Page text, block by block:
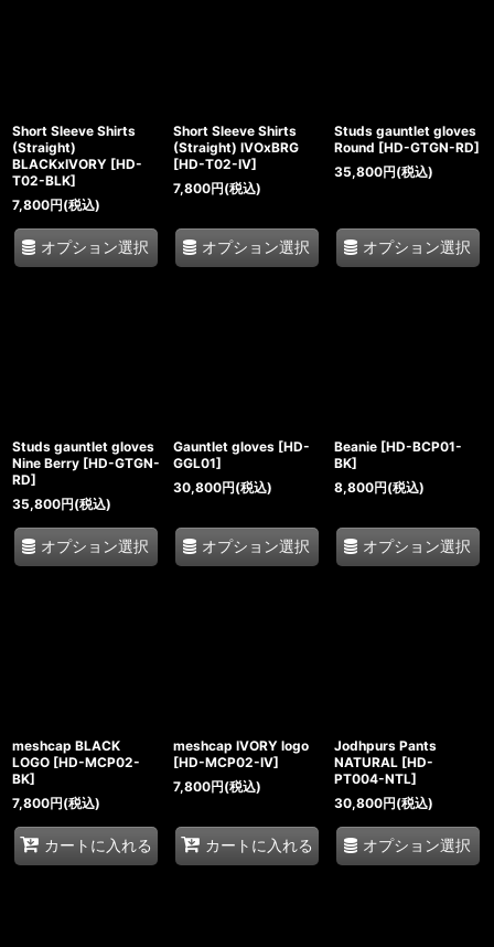
Short Sleeve Shirts
(Straight)
BLACKxIVORY [HD-
T02-BLK]
7,800円(税込)
オプション選択
Short Sleeve Shirts
(Straight) IVOxBRG
[HD-T02-IV]
7,800円(税込)
オプション選択
Studs gauntlet gloves
Round [HD-GTGN-RD]
35,800円(税込)
オプション選択
Studs gauntlet gloves
Nine Berry [HD-GTGN-
RD]
35,800円(税込)
オプション選択
Gauntlet gloves [HD-
GGL01]
30,800円(税込)
オプション選択
Beanie [HD-BCP01-
BK]
8,800円(税込)
オプション選択
meshcap BLACK
LOGO [HD-MCP02-
BK]
7,800円(税込)
カートに入れる
meshcap IVORY logo
[HD-MCP02-IV]
7,800円(税込)
カートに入れる
Jodhpurs Pants
NATURAL [HD-
PT004-NTL]
30,800円(税込)
オプション選択